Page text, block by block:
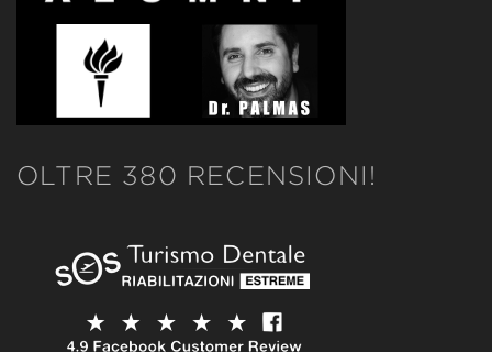
OLTRE 380 RECENSIONI!